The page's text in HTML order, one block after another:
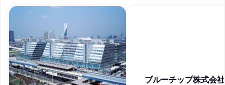
ブルーチップ株式会社